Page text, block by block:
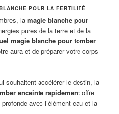
POUR LA FERTILITÉ
lamagie blanche pour
pures de la terre et de la
magie blanche pour tomber
aura et de préparer votre corps
souhaitent accélérer le destin, la
enceinte rapidementoffre
avec l’élément eau et la